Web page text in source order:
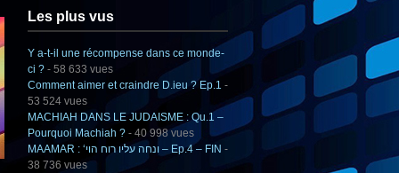
Les plus vus
Y a-t-il une récompense dans ce monde-
ci ? - 58 633 vues
Comment aimer et craindre D.ieu ? Ep.1 -
53 524 vues
MACHIAH DANS LE JUDAISME : Qu.1 –
Pourquoi Machiah ? - 40 998 vues
MAAMAR : ‘ונחה עליו רוח הוי – Ep.4 – FIN -
38 736 vues